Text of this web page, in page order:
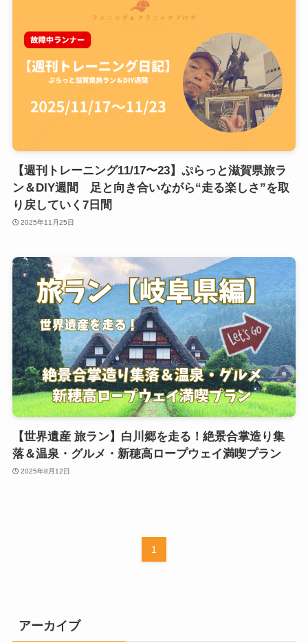
【週刊トレーニング11/17〜23】ぷらっと滋賀県旅ラ
ン＆DIY週間 足と向き合いながら“走る楽しさ”を取
り戻していく7日間
2025年11月25日
【世界遺産 旅ラン】白川郷を走る！絶景合掌造り集
落＆温泉・グルメ・新穂高ロープウェイ満喫プラン
2025年8月12日
1
アーカイブ